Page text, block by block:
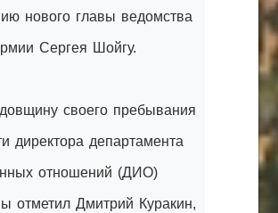
нового главы ведомства
Сергея Шойгу.
своего пребывания
директора департамента
отношений (ДИО)
отметил Дмитрий Куракин,